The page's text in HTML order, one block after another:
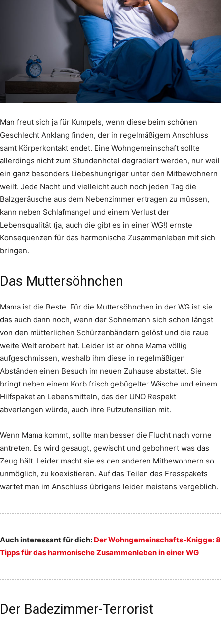
Man freut sich ja für Kumpels, wenn diese beim schönen
Geschlecht Anklang finden, der in regelmäßigem Anschluss
samt Körperkontakt endet. Eine Wohngemeinschaft sollte
allerdings nicht zum Stundenhotel degradiert werden, nur weil
ein ganz besonders Liebeshungriger unter den Mitbewohnern
weilt. Jede Nacht und vielleicht auch noch jeden Tag die
Balzgeräusche aus dem Nebenzimmer ertragen zu müssen,
kann neben Schlafmangel und einem Verlust der
Lebensqualität (ja, auch die gibt es in einer WG!) ernste
Konsequenzen für das harmonische Zusammenleben mit sich
bringen.
Das Muttersöhnchen
Mama ist die Beste. Für die Muttersöhnchen in der WG ist sie
das auch dann noch, wenn der Sohnemann sich schon längst
von den mütterlichen Schürzenbändern gelöst und die raue
weite Welt erobert hat. Leider ist er ohne Mama völlig
aufgeschmissen, weshalb ihm diese in regelmäßigen
Abständen einen Besuch im neuen Zuhause abstattet. Sie
bringt neben einem Korb frisch gebügelter Wäsche und einem
Hilfspaket an Lebensmitteln, das der UNO Respekt
abverlangen würde, auch ihre Putzutensilien mit.
Wenn Mama kommt, sollte man besser die Flucht nach vorne
antreten. Es wird gesaugt, gewischt und gebohnert was das
Zeug hält. Leider macht sie es den anderen Mitbewohnern so
unmöglich, zu koexistieren. Auf das Teilen des Fresspakets
wartet man im Anschluss übrigens leider meistens vergeblich.
Auch interessant für dich: Der Wohngemeinschafts-Knigge: 8
Tipps für das harmonische Zusammenleben in einer WG
Der Badezimmer-Terrorist